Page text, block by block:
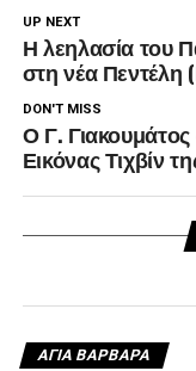
UP NEXT
Η λεηλασία του
στη νέα Πεντέλη
DON'T MISS
Ο Γ.
Εικόνας Τιχβίν
ΑΓΙΑ ΒΑΡΒΑΡΑ